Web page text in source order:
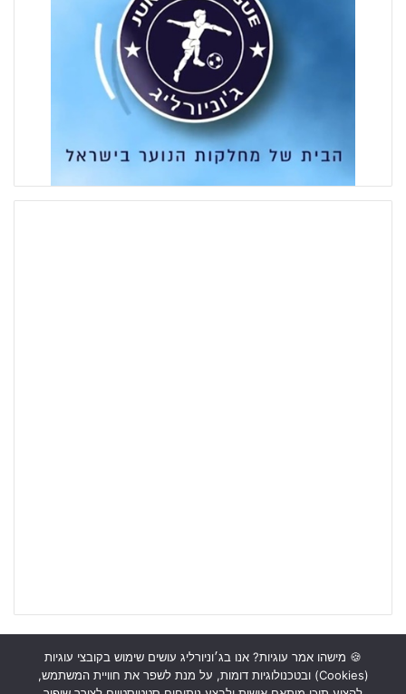
ראשי כתבות תכנים מקצועיים תנאי שימוש מדיניות אבטחה
🍪 מישהו אמר עוגיות? אנו בג׳וניורליג עושים שימוש בקובצי עוגיות
(Cookies) ובטכנולוגיות דומות, על מנת לשפר את חוויית המשתמש,